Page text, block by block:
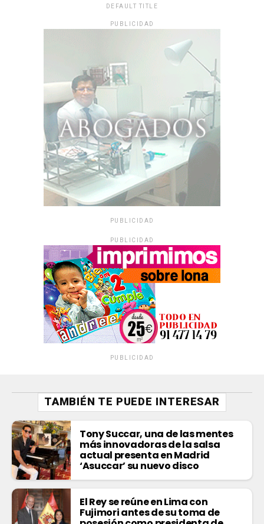
DEFAULT TITLE
PUBLICIDAD
PUBLICIDAD
PUBLICIDAD
PUBLICIDAD
TAMBIÉN TE PUEDE INTERESAR
Tony Succar, una de las mentes
más innovadoras de la salsa
actual presenta en Madrid
‘Asuccar’ su nuevo disco
El Rey se reúne en Lima con
Fujimori antes de su toma de